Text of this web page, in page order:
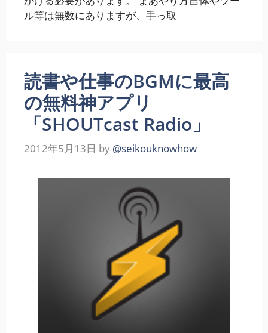
ル等は無数にありますが、手っ取
読書や仕事のBGMに最高
の無料神アプリ
「SHOUTcast Radio」
2012年5月13日 by @seikouknowhow